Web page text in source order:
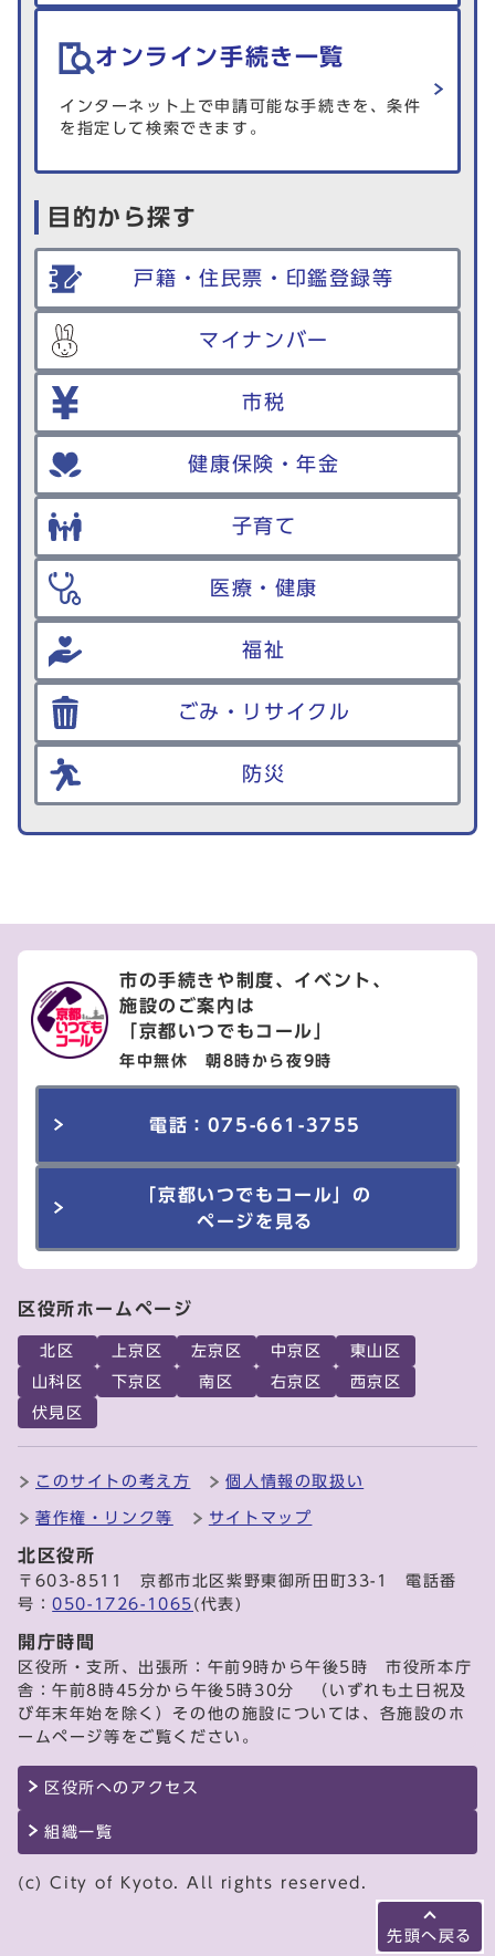
オンライン手続き一覧
インターネット上で申請可能な手続きを、条件
を指定して検索できます。
目的から探す
戸籍・住民票・印鑑登録等
マイナンバー
市税
健康保険・年金
子育て
医療・健康
福祉
ごみ・リサイクル
防災
先頭へ戻る
市の手続きや制度、イベント、
施設のご案内は
「京都いつでもコール」
年中無休 朝8時から夜9時
電話：075-661-3755
「京都いつでもコール」の
ページを見る
区役所ホームページ
北区 上京区 左京区 中京区
東山区
山科区
下京区 南区 右京区
西京区
伏見区
このサイトの考え方 個人情報の取扱い
著作権・リンク等 サイトマップ
北区役所
〒603-8511 京都市北区紫野東御所田町33-1 電話番
号：050-1726-1065 (代表)
開庁時間
区役所・支所、出張所：午前9時から午後5時 市役所本庁
舎：午前8時45分から午後5時30分 （いずれも土日祝及
び年末年始を除く）その他の施設については、各施設のホ
ームページ等をご覧ください。
区役所へのアクセス
組織一覧
(c) City of Kyoto. All rights reserved.